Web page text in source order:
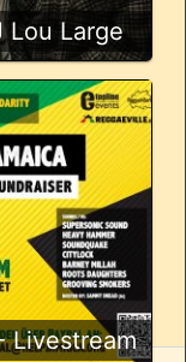
Lou Large
Livestream